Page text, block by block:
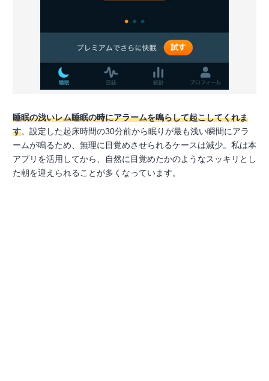
睡眠の浅いレム睡眠の時にアラームを鳴らして起こしてくれま
す。設定した起床時間の30分前から眠りが最も浅い瞬間にアラ
ームが鳴るため、無理に目覚めさせられるケースは減少。私は本
アプリを活用してから、自然に目覚めたかのようなスッキリとし
た朝を迎えられることが多くなっています。